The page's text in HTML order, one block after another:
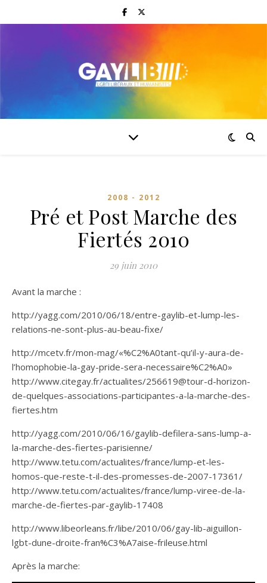
2008 - 2012
Pré et Post Marche des
Fiertés 2010
29 juin 2010
Avant la marche :
http://yagg.com/2010/06/18/entre-gaylib-et-lump-les-
relations-ne-sont-plus-au-beau-fixe/
http://mcetv.fr/mon-mag/«%C2%A0tant-qu’il-y-aura-de-
l’homophobie-la-gay-pride-sera-necessaire%C2%A0»
http://www.citegay.fr/actualites/256619@tour-d-horizon-
de-quelques-associations-participantes-a-la-marche-des-
fiertes.htm
http://yagg.com/2010/06/16/gaylib-defilera-sans-lump-a-
la-marche-des-fiertes-parisienne/
http://www.tetu.com/actualites/france/lump-et-les-
homos-que-reste-t-il-des-promesses-de-2007-17361/
http://www.tetu.com/actualites/france/lump-viree-de-la-
marche-de-fiertes-par-gaylib-17408
http://www.libeorleans.fr/libe/2010/06/gay-lib-aiguillon-
lgbt-dune-droite-fran%C3%A7aise-frileuse.html
Après la marche: